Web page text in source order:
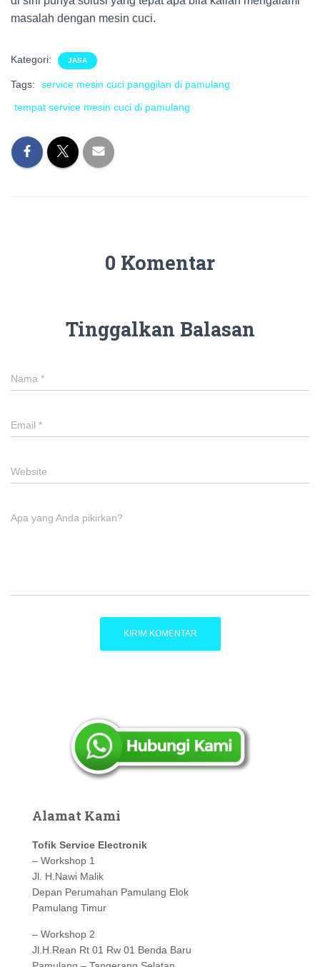
masalah dengan mesin cuci.
Kategori: JASA
Tags:
service mesin cuci panggilan di pamulang
tempat service mesin cuci di pamulang
0 Komentar
Tinggalkan Balasan
Nama *
Email *
Website
Apa yang Anda pikirkan?
Alamat Kami
Tofik Service Electronik
– Workshop 1
Jl. H.Nawi Malik
Depan Perumahan Pamulang Elok
Pamulang Timur
– Workshop 2
Jl.H.Rean Rt 01 Rw 01 Benda Baru